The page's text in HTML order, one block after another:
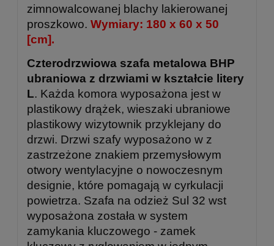
zimnowalcowanej blachy lakierowanej
proszkowo. Wymiary: 180 x 60 x 50
[cm].
Czterodrzwiowa szafa metalowa BHP
ubraniowa z drzwiami w kształcie litery
L. Każda komora wyposażona jest w
plastikowy drążek, wieszaki ubraniowe
plastikowy wizytownik przyklejany do
drzwi. Drzwi szafy wyposażono w z
zastrzeżone znakiem przemysłowym
otwory wentylacyjne o nowoczesnym
designie, które pomagają w cyrkulacji
powietrza. Szafa na odzież Sul 32 wst
wyposażona została w system
zamykania kluczowego - zamek